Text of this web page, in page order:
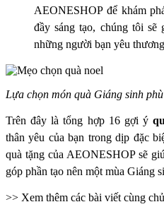
AEONESHOP để khám
đầy sáng tạo, chúng tôi sẽ
những người bạn yêu
Lựa chọn món quà Giáng sinh
Trên đây là tổng hợp 16 gợi ý
thân yêu của bạn trong dịp đặc
quà tặng của AEONESHOP sẽ
góp phần tạo nên một mùa Giáng
>> Xem thêm các bài viết cùng